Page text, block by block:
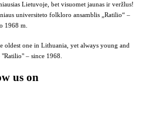
Lietuvoje, bet visuomet jaunas ir veržlus!
universiteto folkloro ansamblis „Ratilio“ –
1968 m.
oldest one in Lithuania, yet always young and
– since 1968.
us on